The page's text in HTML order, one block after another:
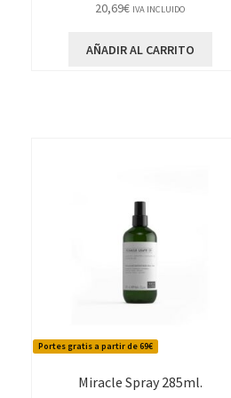
20,69€ IVA INCLUIDO
AÑADIR AL CARRITO
Portes gratis a partir de 69€
Miracle Spray 285ml.